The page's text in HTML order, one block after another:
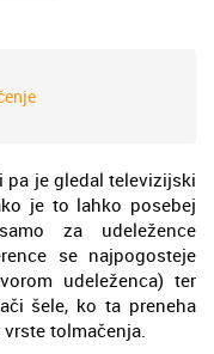
pa je gledal televizijski
je to lahko posebej
za udeležence
se najpogosteje
udeleženca) ter
šele, ko ta preneha
tolmačenja.